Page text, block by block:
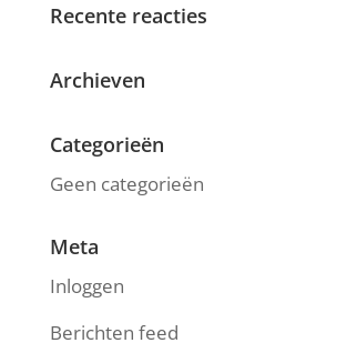
Recente reacties
Archieven
Categorieën
Geen categorieën
Meta
Inloggen
Berichten feed